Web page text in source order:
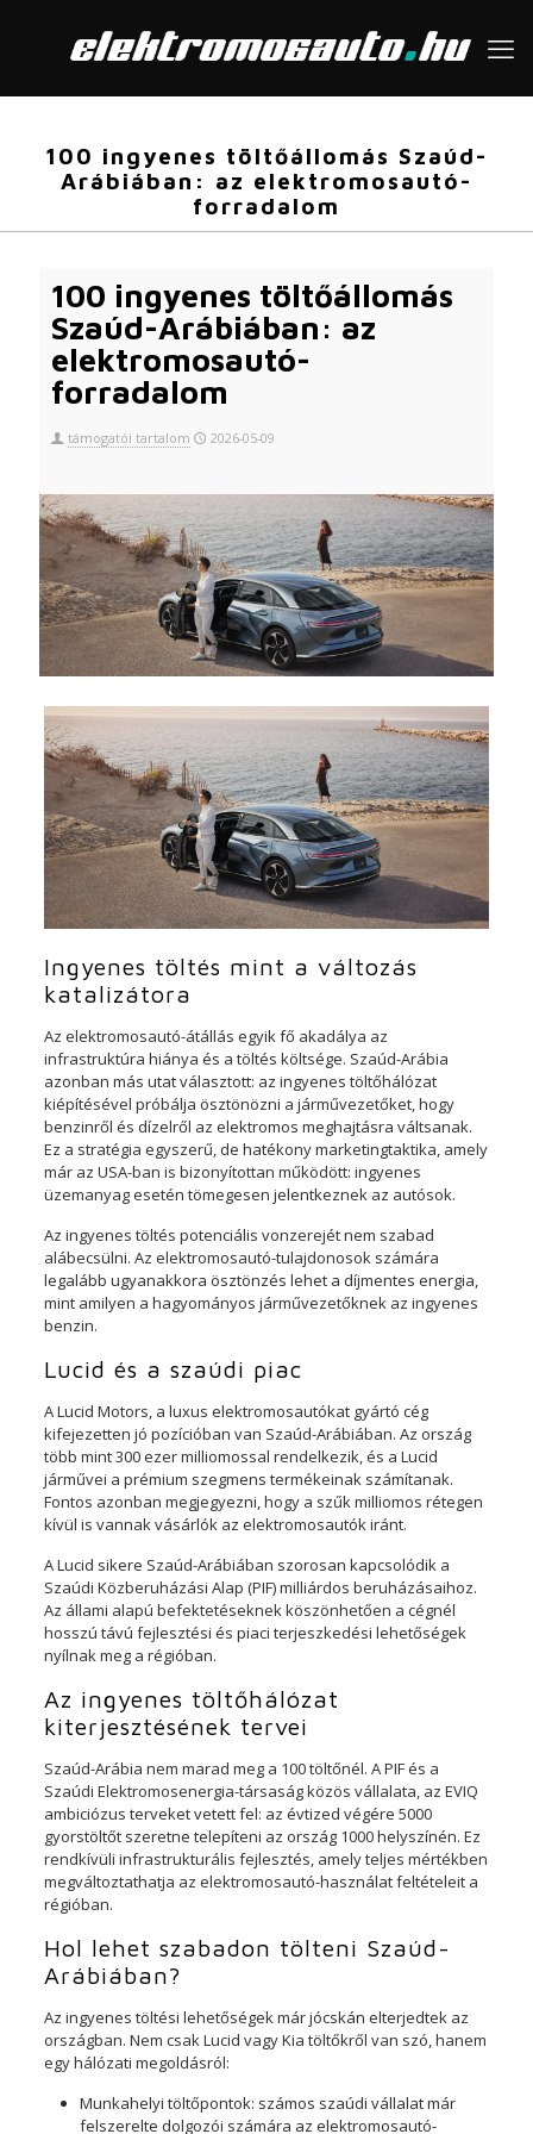
100 ingyenes töltőállomás Szaúd-
Arábiában: az elektromosautó-
forradalom
100 ingyenes töltőállomás
Szaúd-Arábiában: az
elektromosautó-
forradalom
támogatói tartalom 2026-05-09
Ingyenes töltés mint a változás
katalizátora
Az elektromosautó-átállás egyik fő akadálya az
infrastruktúra hiánya és a töltés költsége. Szaúd-Arábia
azonban más utat választott: az ingyenes töltőhálózat
kiépítésével próbálja ösztönözni a járművezetőket, hogy
benzinről és dízelről az elektromos meghajtásra váltsanak.
Ez a stratégia egyszerű, de hatékony marketingtaktika, amely
már az USA-ban is bizonyítottan működött: ingyenes
üzemanyag esetén tömegesen jelentkeznek az autósok.
Az ingyenes töltés potenciális vonzerejét nem szabad
alábecsülni. Az elektromosautó-tulajdonosok számára
legalább ugyanakkora ösztönzés lehet a díjmentes energia,
mint amilyen a hagyományos járművezetőknek az ingyenes
benzin.
Lucid és a szaúdi piac
A Lucid Motors, a luxus elektromosautókat gyártó cég
kifejezetten jó pozícióban van Szaúd-Arábiában. Az ország
több mint 300 ezer milliomossal rendelkezik, és a Lucid
járművei a prémium szegmens termékeinak számítanak.
Fontos azonban megjegyezni, hogy a szűk milliomos rétegen
kívül is vannak vásárlók az elektromosautók iránt.
A Lucid sikere Szaúd-Arábiában szorosan kapcsolódik a
Szaúdi Közberuházási Alap (PIF) milliárdos beruházásaihoz.
Az állami alapú befektetéseknek köszönhetően a cégnél
hosszú távú fejlesztési és piaci terjeszkedési lehetőségek
nyílnak meg a régióban.
Az ingyenes töltőhálózat
kiterjesztésének tervei
Szaúd-Arábia nem marad meg a 100 töltőnél. A PIF és a
Szaúdi Elektromosenergia-társaság közös vállalata, az EVIQ
ambiciózus terveket vetett fel: az évtized végére 5000
gyorstöltőt szeretne telepíteni az ország 1000 helyszínén. Ez
rendkívüli infrastrukturális fejlesztés, amely teljes mértékben
megváltoztathatja az elektromosautó-használat feltételeit a
régióban.
Hol lehet szabadon tölteni Szaúd-
Arábiában?
Az ingyenes töltési lehetőségek már jócskán elterjedtek az
országban. Nem csak Lucid vagy Kia töltőkről van szó, hanem
egy hálózati megoldásról:
Munkahelyi töltőpontok: számos szaúdi vállalat már
felszerelte dolgozói számára az elektromosautó-